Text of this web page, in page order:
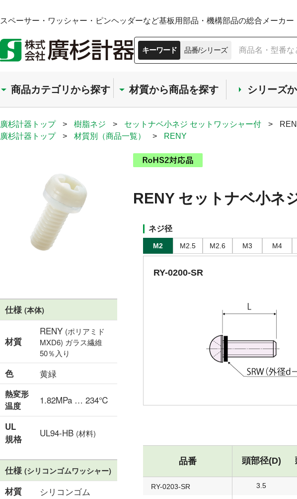
スペーサー・ワッシャー・ピンヘッダーなど基板用部品・機構部品の総合メーカー
キーワード 品番/シリーズ
商品カテゴリから探す 材質から商品を探す シリーズ
廣杉計器トップ > 樹脂ネジ > セットナベ小ネジ セットワッシャー付 >
廣杉計器トップ
> 材質別（商品一覧） > RENY
仕様(本体)
材質
RENY (ポリアミド
MXD6) ガラス繊維
50％入り
色 黄緑
熱変形
温度
1.82MPa … 234℃
UL
規格
UL94-HB (材料)
仕様(シリコンゴムワッシャー)
材質 シリコンゴム
RENY セットナベ小ネ
ネジ径
M2 M2.5 M2.6 M3 M4
RY-0200-SR
品番 頭部径(D)
RY-0203-SR 3.5